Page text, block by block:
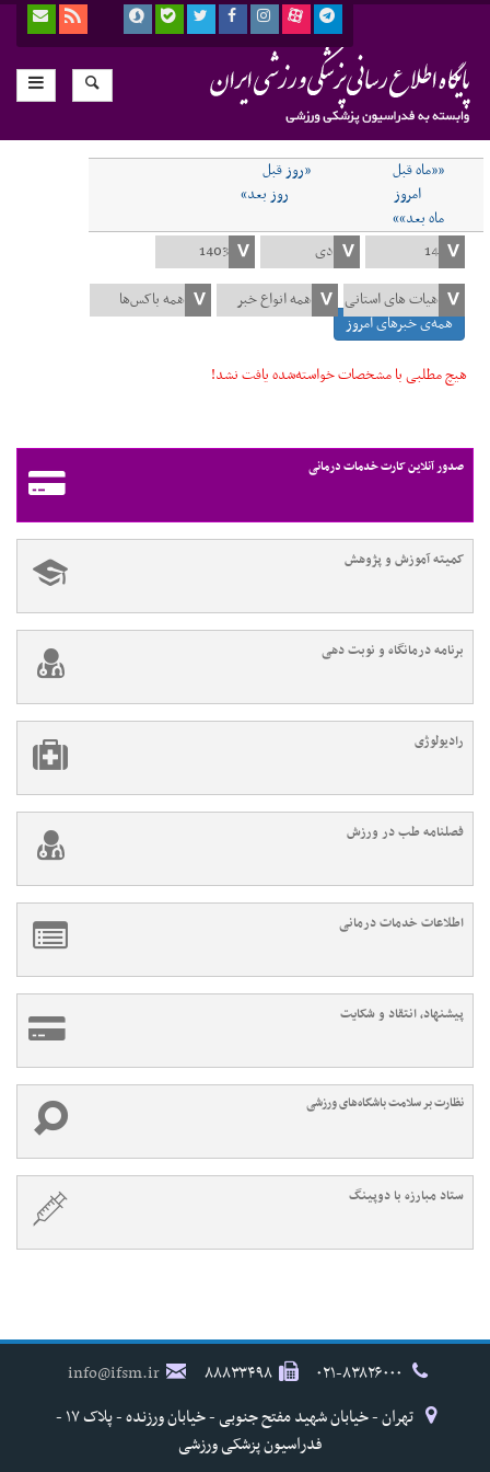
««ماه قبل
«روز قبل
امروز
روز بعد»
ماه بعد»»
همه‌ی خبرهای امروز
هیچ مطلبی با مشخصات خواسته‌شده یافت نشد!
صدور آنلاین کارت خدمات درمانی
کمیته آموزش و پژوهش
برنامه درمانگاه و نوبت دهی
رادیولوژی
فصلنامه طب در ورزش
اطلاعات خدمات درمانی
پیشنهاد، انتقاد و شکایت
نظارت بر سلامت باشگاه‌های ورزشی
ستاد مبارزه با دوپینگ
۸۸۸۳۳۴۹۸
info@ifsm.ir
تهران - خیابان شهید مفتح جنوبی - خیابان ورزنده - پلاک ۱۷ -
فدراسیون پزشکی ورزشی